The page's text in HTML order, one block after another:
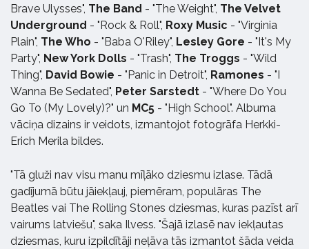
Brave Ulysses", The Band - "The Weight", The Velvet
Underground - "Rock & Roll", Roxy Music - "Virginia
Plain", The Who - "Baba O'Riley", Lesley Gore - "It's My
Party", New York Dolls - "Trash", The Troggs - "Wild
Thing", David Bowie - "Panic in Detroit", Ramones - "I
Wanna Be Sedated", Peter Sarstedt - "Where Do You
Go To (My Lovely)?" un MC5 - "High School". Albuma
vāciņa dizains ir veidots, izmantojot fotogrāfa Herkki-
Erich Merila bildes.
"Tā gluži nav visu manu mīļāko dziesmu izlase. Tādā
gadījumā būtu jāiekļauj, piemēram, populāras The
Beatles vai The Rolling Stones dziesmas, kuras pazīst arī
vairums latviešu", saka Ilvess. "Šajā izlasē nav iekļautas
dziesmas, kuru izpildītāji neļāva tās izmantot šāda veida